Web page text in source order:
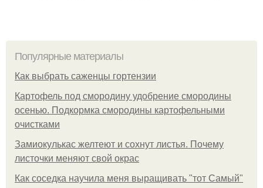
Популярные материалы
Как выбрать саженцы гортензии
Картофель под смородину удобрение смородины
осенью. Подкормка смородины картофельными
очистками
Замиокулькас желтеют и сохнут листья. Почему
листочки меняют свой окрас
Как соседка научила меня выращивать "тот Самый"